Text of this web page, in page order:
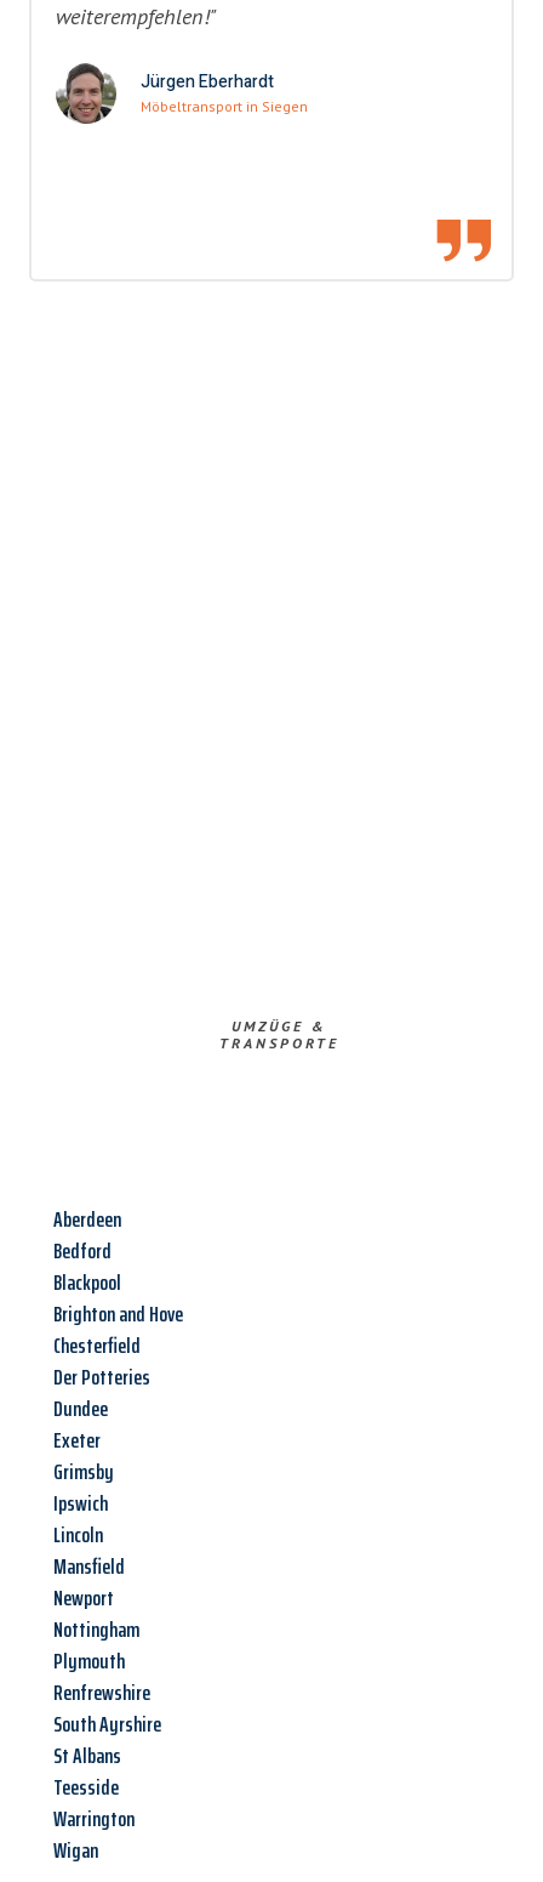
weiterempfehlen!"
Jürgen Eberhardt
Möbeltransport in Siegen
UMZÜGE &
TRANSPORTE
Aberdeen
Bedford
Blackpool
Brighton and Hove
Chesterfield
Der Potteries
Dundee
Exeter
Grimsby
Ipswich
Lincoln
Mansfield
Newport
Nottingham
Plymouth
Renfrewshire
South Ayrshire
St Albans
Teesside
Warrington
Wigan